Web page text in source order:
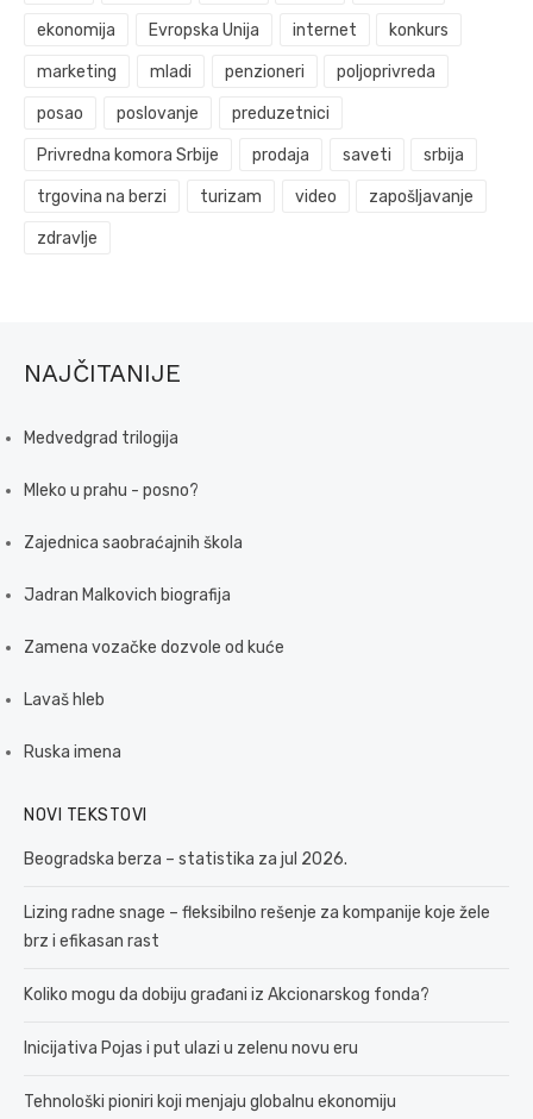
ekonomija Evropska Unija internet konkurs
marketing mladi penzioneri poljoprivreda
posao poslovanje preduzetnici
Privredna komora Srbije prodaja saveti srbija
trgovina na berzi turizam video zapošljavanje
zdravlje
NAJČITANIJE
Medvedgrad trilogija
Mleko u prahu - posno?
Zajednica saobraćajnih škola
Jadran Malkovich biografija
Zamena vozačke dozvole od kuće
Lavaš hleb
Ruska imena
NOVI TEKSTOVI
Beogradska berza – statistika za jul 2026.
Lizing radne snage – fleksibilno rešenje za kompanije koje žele
brz i efikasan rast
Koliko mogu da dobiju građani iz Akcionarskog fonda?
Inicijativa Pojas i put ulazi u zelenu novu eru
Tehnološki pioniri koji menjaju globalnu ekonomiju